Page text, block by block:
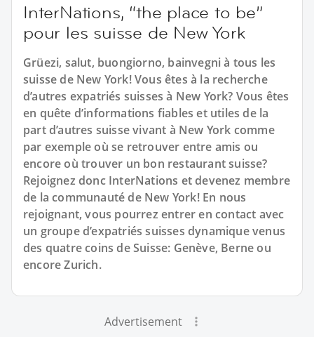
InterNations, “the place to be”
pour les suisse de New York
Grüezi, salut, buongiorno, bainvegni à tous les
suisse de New York! Vous êtes à la recherche
d’autres expatriés suisses à New York? Vous êtes
en quête d’informations fiables et utiles de la
part d’autres suisse vivant à New York comme
par exemple où se retrouver entre amis ou
encore où trouver un bon restaurant suisse?
Rejoignez donc InterNations et devenez membre
de la communauté de New York! En nous
rejoignant, vous pourrez entrer en contact avec
un groupe d’expatriés suisses dynamique venus
des quatre coins de Suisse: Genève, Berne ou
encore Zurich.
Advertisement